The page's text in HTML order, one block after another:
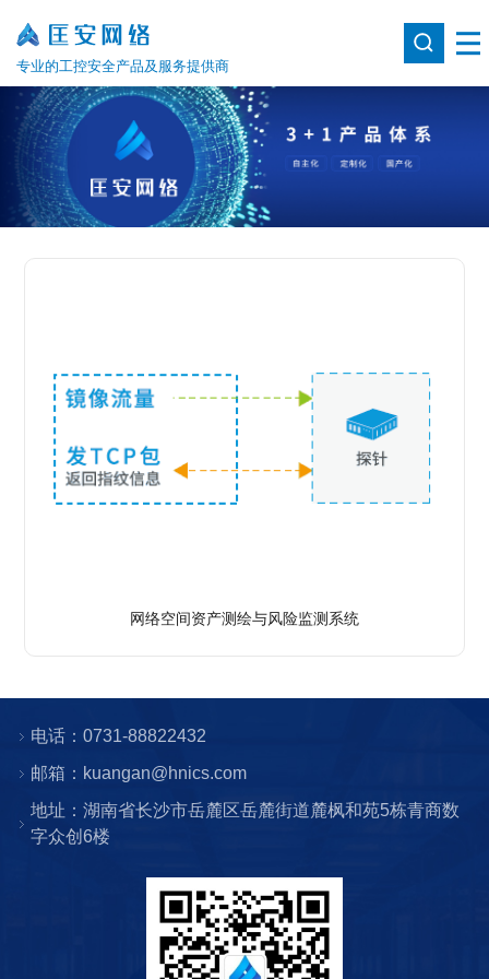
专业的工控安全产品及服务提供商
网络空间资产测绘与风险监测系统
电话：0731-88822432
邮箱：kuangan@hnics.com
地址：湖南省长沙市岳麓区岳麓街道麓枫和苑5栋青商数
字众创6楼